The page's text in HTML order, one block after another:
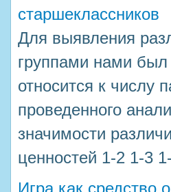
старшеклассников
Для выявления
группами нами был
относится к числу
проведенного
значимости
ценностей 1-2 1-3